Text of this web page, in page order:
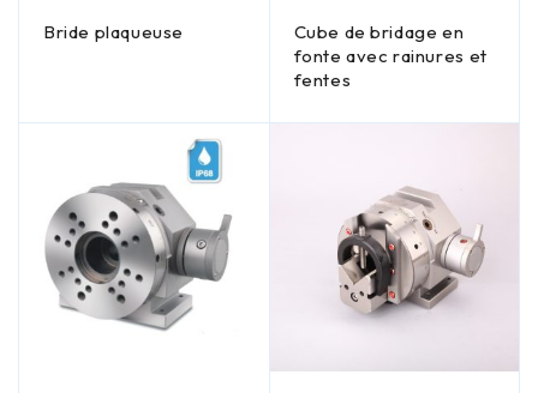
Bride plaqueuse
Cube de bridage en
fonte avec rainures et
fentes